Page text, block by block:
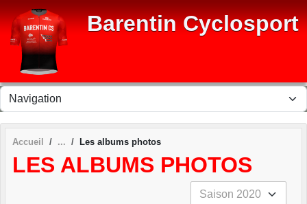
Barentin Cyclosport
Accueil Les albums photos
LES ALBUMS PHOTOS
Panneau de gestion des cookies